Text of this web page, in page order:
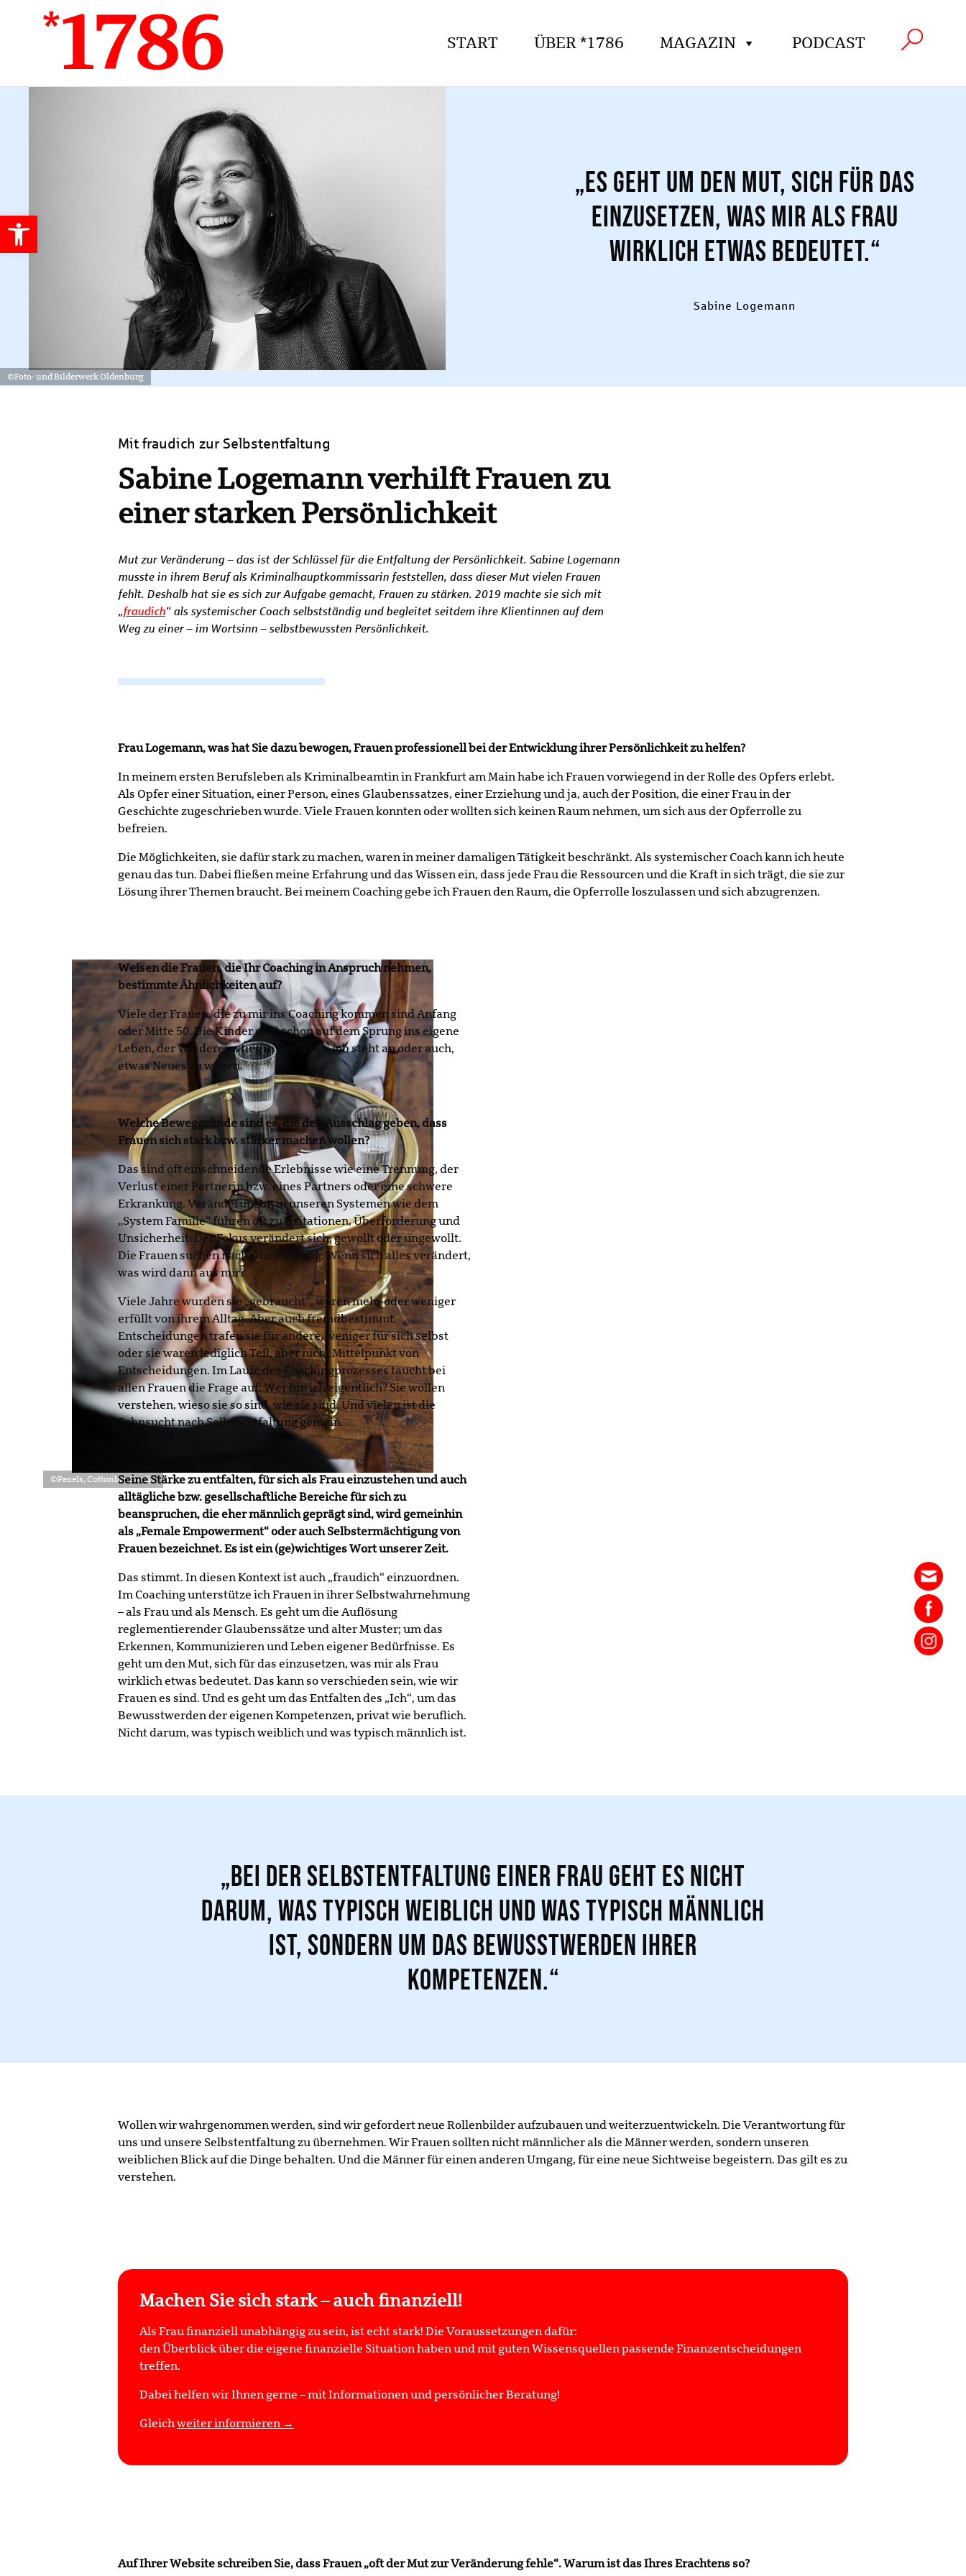
Werkzeugleiste öffnen
START ÜBER *1786 MAGAZIN PODCAST
„Es geht um den Mut, sich für das
einzusetzen, was mir als Frau
wirklich etwas bedeutet.“
Sabine Logemann
©Foto- und Bilderwerk Oldenburg
Mit fraudich zur Selbstentfaltung
Sabine Logemann verhilft Frauen zu
einer starken Persönlichkeit
Mut zur Veränderung – das ist der Schlüssel für die Entfaltung der Persönlichkeit. Sabine Logemann
musste in ihrem Beruf als Kriminalhauptkommissarin feststellen, dass dieser Mut vielen Frauen
fehlt. Deshalb hat sie es sich zur Aufgabe gemacht, Frauen zu stärken. 2019 machte sie sich mit
„fraudich“ als systemischer Coach selbstständig und begleitet seitdem ihre Klientinnen auf dem
Weg zu einer – im Wortsinn – selbstbewussten Persönlichkeit.
Frau Logemann, was hat Sie dazu bewogen, Frauen professionell bei der Entwicklung ihrer Persönlichkeit zu helfen?
In meinem ersten Berufsleben als Kriminalbeamtin in Frankfurt am Main habe ich Frauen vorwiegend in der Rolle des Opfers erlebt.
Als Opfer einer Situation, einer Person, eines Glaubenssatzes, einer Erziehung und ja, auch der Position, die einer Frau in der
Geschichte zugeschrieben wurde. Viele Frauen konnten oder wollten sich keinen Raum nehmen, um sich aus der Opferrolle zu
befreien.
Die Möglichkeiten, sie dafür stark zu machen, waren in meiner damaligen Tätigkeit beschränkt. Als systemischer Coach kann ich heute
genau das tun. Dabei fließen meine Erfahrung und das Wissen ein, dass jede Frau die Ressourcen und die Kraft in sich trägt, die sie zur
Lösung ihrer Themen braucht. Bei meinem Coaching gebe ich Frauen den Raum, die Opferrolle loszulassen und sich abzugrenzen.
Weisen die Frauen, die Ihr Coaching in Anspruch nehmen,
bestimmte Ähnlichkeiten auf?
Viele der Frauen, die zu mir ins Coaching kommen sind Anfang
oder Mitte 50. Die Kinder sind schon auf dem Sprung ins eigene
Leben, der Wiedereinstieg in den alten Job steht an oder auch,
etwas Neues zu wagen.
Welche Beweggründe sind es, die den Ausschlag geben, dass
Frauen sich stark bzw. stärker machen wollen?
Das sind oft einschneidende Erlebnisse wie eine Trennung, der
Verlust einer Partnerin bzw. eines Partners oder eine schwere
Erkrankung. Veränderungen in unseren Systemen wie dem
„System Familie“ führen oft zu Irritationen, Überforderung und
Unsicherheit. Der Fokus verändert sich, gewollt oder ungewollt.
Die Frauen suchen nach Orientierung: Wenn sich alles verändert,
was wird dann aus mir?
Viele Jahre wurden sie „gebraucht“, waren mehr oder weniger
erfüllt von ihrem Alltag. Aber auch fremdbestimmt.
Entscheidungen trafen sie für andere, weniger für sich selbst
oder sie waren lediglich Teil, aber nicht Mittelpunkt von
Entscheidungen. Im Laufe des Coachingprozesses taucht bei
allen Frauen die Frage auf: Wer bin ich eigentlich? Sie wollen
verstehen, wieso sie so sind, wie sie sind. Und vielen ist die
Sehnsucht nach Selbstentfaltung gemein.
Seine Stärke zu entfalten, für sich als Frau einzustehen und auch
alltägliche bzw. gesellschaftliche Bereiche für sich zu
beanspruchen, die eher männlich geprägt sind, wird gemeinhin
als „Female Empowerment“ oder auch Selbstermächtigung von
Frauen bezeichnet. Es ist ein (ge)wichtiges Wort unserer Zeit.
Das stimmt. In diesen Kontext ist auch „fraudich“ einzuordnen.
Im Coaching unterstütze ich Frauen in ihrer Selbstwahrnehmung
– als Frau und als Mensch. Es geht um die Auflösung
reglementierender Glaubenssätze und alter Muster; um das
Erkennen, Kommunizieren und Leben eigener Bedürfnisse. Es
geht um den Mut, sich für das einzusetzen, was mir als Frau
wirklich etwas bedeutet. Das kann so verschieden sein, wie wir
Frauen es sind. Und es geht um das Entfalten des „Ich“, um das
Bewusstwerden der eigenen Kompetenzen, privat wie beruflich.
Nicht darum, was typisch weiblich und was typisch männlich ist.
©Pexels, Cottonbro Studio
„Bei der Selbstentfaltung einer Frau geht es nicht
darum, was typisch weiblich und was typisch männlich
ist, sondern um das Bewusstwerden ihrer
Kompetenzen.“
Wollen wir wahrgenommen werden, sind wir gefordert neue Rollenbilder aufzubauen und weiterzuentwickeln. Die Verantwortung für
uns und unsere Selbstentfaltung zu übernehmen. Wir Frauen sollten nicht männlicher als die Männer werden, sondern unseren
weiblichen Blick auf die Dinge behalten. Und die Männer für einen anderen Umgang, für eine neue Sichtweise begeistern. Das gilt es zu
verstehen.
Machen Sie sich stark – auch finanziell!
Als Frau finanziell unabhängig zu sein, ist echt stark! Die Voraussetzungen dafür:
den Überblick über die eigene finanzielle Situation haben und mit guten Wissensquellen passende Finanzentscheidungen
treffen.
Dabei helfen wir Ihnen gerne – mit Informationen und persönlicher Beratung!
Gleichweiter informieren →
Auf Ihrer Website schreiben Sie, dass Frauen „oft der Mut zur Veränderung fehle“. Warum ist das Ihres Erachtens so?